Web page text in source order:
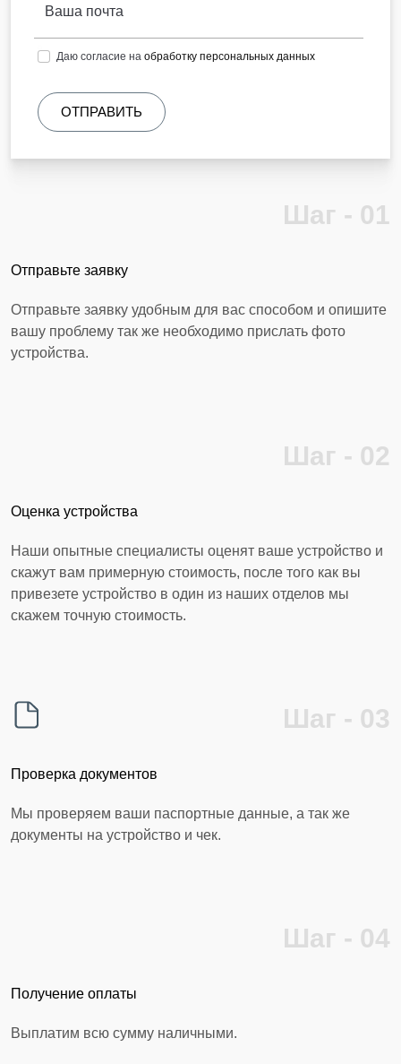
Ваша почта
Даю согласие на обработку персональных данных
Шаг - 01
Отправьте заявку
Отправьте заявку удобным для вас способом и опишите
вашу проблему так же необходимо прислать фото
устройства.
Шаг - 02
Оценка устройства
Наши опытные специалисты оценят ваше устройство и
скажут вам примерную стоимость, после того как вы
привезете устройство в один из наших отделов мы
скажем точную стоимость.
Шаг - 03
Проверка документов
Мы проверяем ваши паспортные данные, а так же
документы на устройство и чек.
Шаг - 04
Получение оплаты
Выплатим всю сумму наличными.